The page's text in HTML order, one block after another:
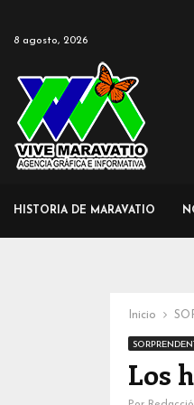
8 agosto, 2026
HISTORIA DE MARAVATIO
Inicio
Los